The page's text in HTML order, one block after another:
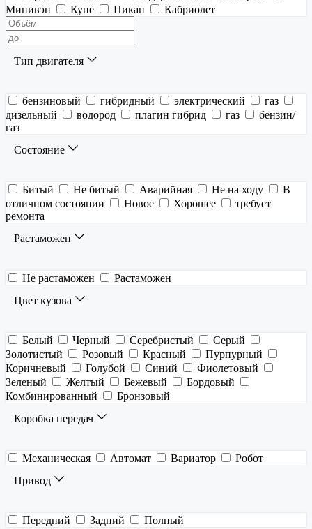
Минивэн
Купе Пикап Кабриолет
Тип двигателя
бензиновый гибридный электрический
газ
дизельный
водород плагин гибрид газ
бензин/
газ
Состояние
Битый Не битый Аварийная Не на ходу
В
отличном состоянии
Новое Хорошее
требует
ремонта
Растаможен
Не растаможен
Растаможен
Цвет кузова
Белый Черный Серебристый
Серый
Золотистый
Розовый Красный
Пурпурный
Коричневый
Голубой Синий
Фиолетовый
Зеленый
Желтый Бежевый
Бордовый
Комбинированный
Бронзовый
Коробка передач
Механическая Автомат Вариатор
Робот
Привод
Передний Задний Полный